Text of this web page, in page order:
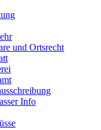
und Ortsrecht
Info